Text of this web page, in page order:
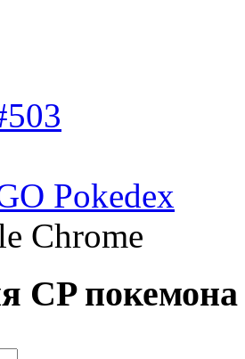
Pokedex
Chrome
CP покемона